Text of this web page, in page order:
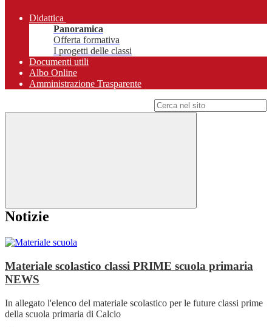
Didattica
Panoramica
Offerta formativa
I progetti delle classi
Documenti utili
Albo Online
Amministrazione Trasparente
Notizie
Materiale scolastico classi PRIME scuola primaria
NEWS
In allegato l'elenco del materiale scolastico per le future classi prime
della scuola primaria di Calcio